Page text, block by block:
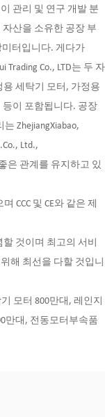
관리 및 연구 개발 분
산을 소유한 공장 부
미터입니다. 게다가
Trading Co., LTD는 두 자
세탁기 모터, 가정용
등이 포함됩니다. 공장
ZhejiangXiabao,
Ltd.,
은 관계를 유지하고 있
CCC 및 CE와 같은 제
것이며 최고의 서비
해 최선을 다할 것입니
모터 800만대, 레인지
만대, 전동모터부속품